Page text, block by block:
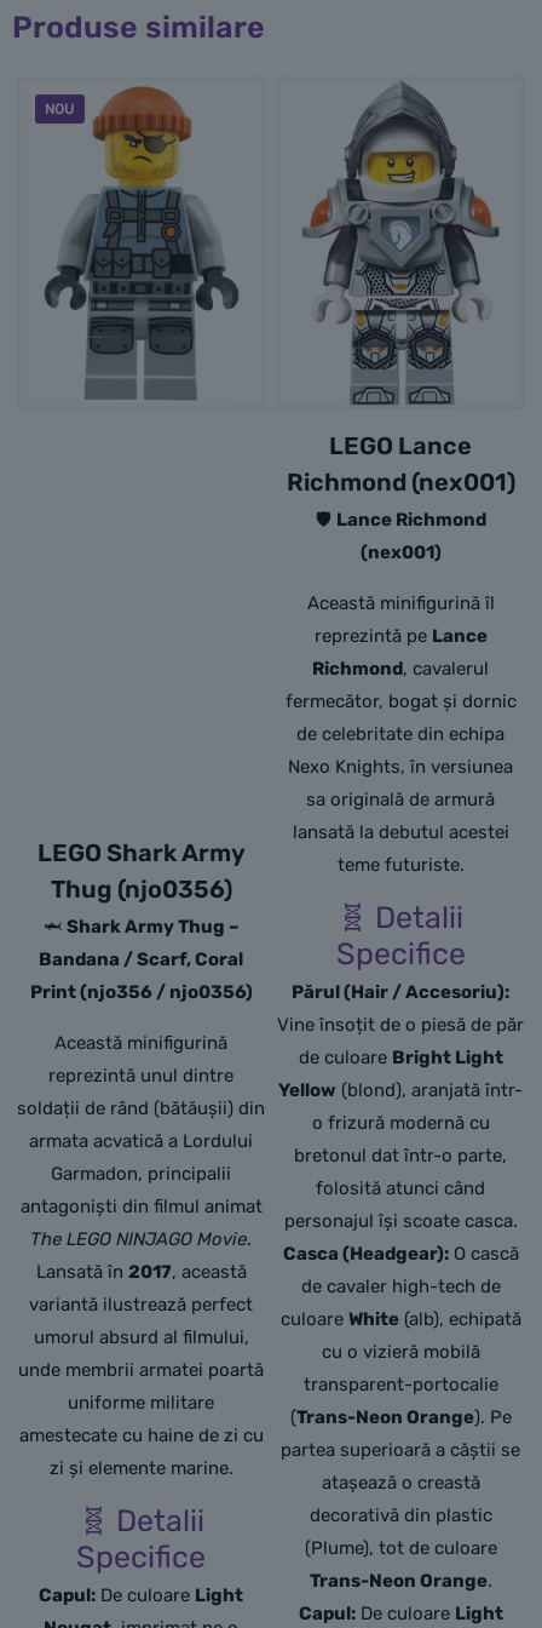
Produse similare
NOU
LEGO Shark Army
Thug (njo0356)
🦈 Shark Army Thug –
Bandana / Scarf, Coral
Print (njo356 / njo0356)
Această minifigurină
reprezintă unul dintre
soldații de rând (bătăușii) din
armata acvatică a Lordului
Garmadon, principalii
antagoniști din filmul animat
The LEGO NINJAGO Movie.
Lansată în 2017, această
variantă ilustrează perfect
umorul absurd al filmului,
unde membrii armatei poartă
uniforme militare
amestecate cu haine de zi cu
zi și elemente marine.
🧬 Detalii
Specifice
Capul: De culoare Light
LEGO Lance
Richmond (nex001)
🛡️ Lance Richmond
(nex001)
Această minifigurină îl
reprezintă pe Lance
Richmond, cavalerul
fermecător, bogat și dornic
de celebritate din echipa
Nexo Knights, în versiunea
sa originală de armură
lansată la debutul acestei
teme futuriste.
🧬 Detalii
Specifice
Părul (Hair / Accesoriu):
Vine însoțit de o piesă de păr
de culoare Bright Light
Yellow (blond), aranjată într-
o frizură modernă cu
bretonul dat într-o parte,
folosită atunci când
personajul își scoate casca.
Casca (Headgear):O cască
de cavaler high-tech de
culoare White(alb), echipată
cu o vizieră mobilă
transparent-portocalie
(Trans-Neon Orange). Pe
partea superioară a căștii se
atașează o creastă
decorativă din plastic
(Plume), tot de culoare
Trans-Neon Orange.
Capul:De culoare Light